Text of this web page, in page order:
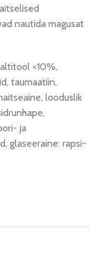
nautida magusat
<10%,
taumaatiin,
looduslik
ja
glaseeraine: rapsi-